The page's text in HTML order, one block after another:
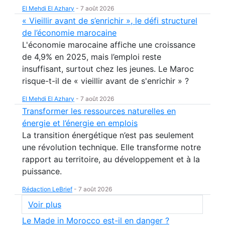
El Mehdi El Azhary - 7 août 2026
« Vieillir avant de s’enrichir », le défi structurel
de l’économie marocaine
L'économie marocaine affiche une croissance
de 4,9% en 2025, mais l’emploi reste
insuffisant, surtout chez les jeunes. Le Maroc
risque-t-il de « vieillir avant de s'enrichir » ?
El Mehdi El Azhary - 7 août 2026
Transformer les ressources naturelles en
énergie et l’énergie en emplois
La transition énergétique n’est pas seulement
une révolution technique. Elle transforme notre
rapport au territoire, au développement et à la
puissance.
Rédaction LeBrief - 7 août 2026
Voir plus
Le Made in Morocco est-il en danger ?